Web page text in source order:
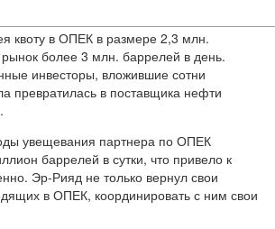
квоту в ОПЕК в размере 2,3 млн.
более 3 млн. баррелей в день.
инвесторы, вложившие сотни
превратилась в поставщика нефти
увещевания партнера по ОПЕК
баррелей в сутки, что привело к
Эр-Рияд не только вернул свои
в ОПЕК, координировать с ним свои